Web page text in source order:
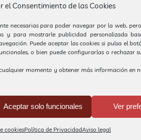
el Consentimiento de las Cookies
necesarias para poder navegar por la web,
y para mostrarle publicidad personalizada
Puede aceptar las cookies si pulsa el
o bien puede configurarlas o rechazar
momento y obtener más información en
Aceptar solo funcionales Ver
cookiesPolítica de PrivacidadAviso legal
Catalana d’Autisme i Asperger
gEA).